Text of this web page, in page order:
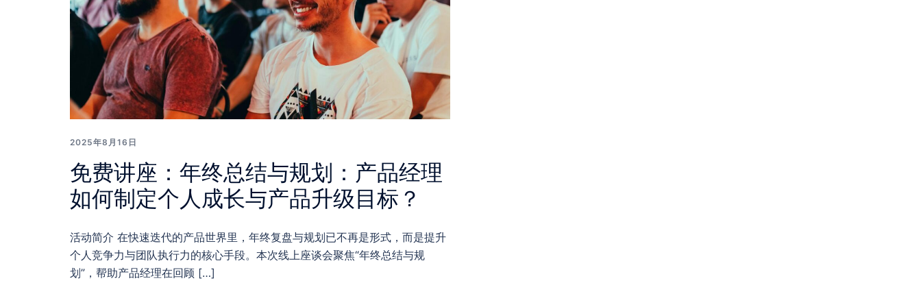
2025年8月16日
免费讲座：年终总结与规划：产品经理
如何制定个人成长与产品升级目标？
活动简介 在快速迭代的产品世界里，年终复盘与规划已不再是形式，而是提升
个人竞争力与团队执行力的核心手段。本次线上座谈会聚焦“年终总结与规
划”，帮助产品经理在回顾 […]